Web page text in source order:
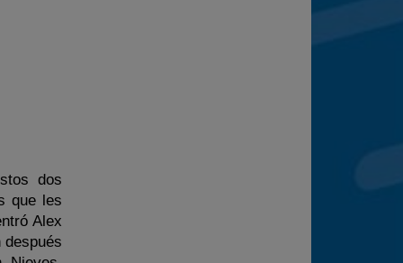
dos
que les
Alex
después